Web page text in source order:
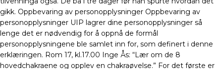
gikk. Oppbevaring av personopplysninger Oppbevaring av
personopplysninger UIP lagrer dine personopplysninger så
lenge det er nødvendig for å oppnå de formål
personopplysningene ble samlet inn for, som definert i denne
erklæringen. Rom 17, kl.17.00 Inge Ås: “Lær om de 8
hovedchakraene og opplev en chakraøvelse.” For det første er